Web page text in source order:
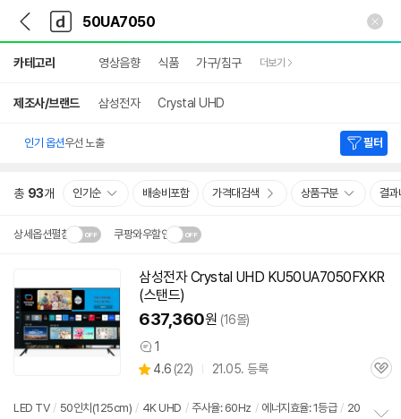
다
나
와
가
기
다
와
메
인
카테고리 영상음향 식품 가구/침구 더보기
제조사/브랜드 삼성전자 Crystal UHD
인기 옵션우선 노출 필터
총 93개 인기순 배송비포함 가격대검색 상품구분 결과
상세옵션펼침 쿠팡와우할인
배송·설치비가 달라집니다.닫
기
삼성전자 Crystal UHD KU50UA7050FXKR
(스탠드)
637,360원 (16몰)
상
품
견
1
별
4.6 (상
리
22) 21.05. 등록
관
LED TV / 50인치(125cm) / 4K UHD / 주사율: 60Hz / 에너지효율: 1등급 / 20